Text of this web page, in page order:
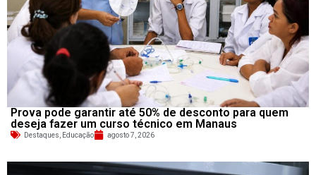
Prova pode garantir até 50% de desconto para quem
deseja fazer um curso técnico em Manaus
Destaques Educação agosto 7, 2026